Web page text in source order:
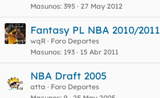
Masunos 395 27 May 2012
Fantasy PL NBA 2010/2011
wqR
Foro Deportes
Masunos 193 15 Abr 2011
NBA Draft 2005
atta
Foro Deportes